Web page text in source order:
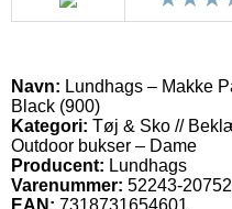
Navn: Lundhags – Makke
Black (900)
Kategori: Tøj & Sko //
Outdoor bukser – Dame
Producent: Lundhags
Varenummer: 52243-20752
EAN: 7318731654601